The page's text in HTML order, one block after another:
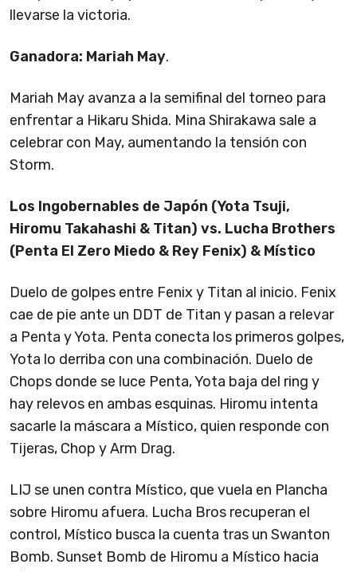
llevarse la victoria.
Ganadora: Mariah May.
Mariah May avanza a la semifinal del torneo para
enfrentar a Hikaru Shida. Mina Shirakawa sale a
celebrar con May, aumentando la tensión con
Storm.
Los Ingobernables de Japón (Yota Tsuji,
Hiromu Takahashi & Titan) vs. Lucha Brothers
(Penta El Zero Miedo & Rey Fenix) & Místico
Duelo de golpes entre Fenix y Titan al inicio. Fenix
cae de pie ante un DDT de Titan y pasan a relevar
a Penta y Yota. Penta conecta los primeros golpes,
Yota lo derriba con una combinación. Duelo de
Chops donde se luce Penta, Yota baja del ring y
hay relevos en ambas esquinas. Hiromu intenta
sacarle la máscara a Místico, quien responde con
Tijeras, Chop y Arm Drag.
LIJ se unen contra Místico, que vuela en Plancha
sobre Hiromu afuera. Lucha Bros recuperan el
control, Místico busca la cuenta tras un Swanton
Bomb. Sunset Bomb de Hiromu a Místico hacia